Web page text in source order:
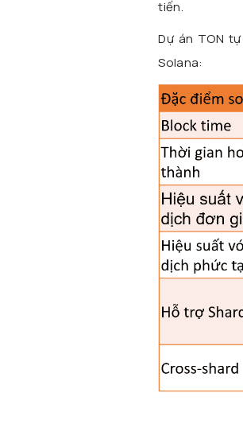
tiến.
Dự án TON
Solana: